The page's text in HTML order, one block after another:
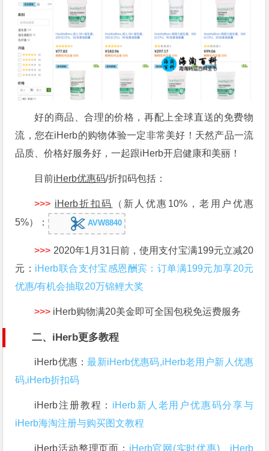
好的商品、合理的价格，再配上全球直送的免费物
流，您在iHerb的购物体验一定非常美好！天然产品一流
品质、价格好服务好，一起跟iHerb开启健康和美丽！
目前iHerb优惠码/折扣码包括：
>>> iHerb折扣码
（新人优惠10%，老用户优惠
5%）：
AVW8840
>>> 2020年1月31日前，使用支付宝满199元立减20
元： iHerb联合支付宝感恩酬宾：订单满199元加享20元
优惠/有机会抽取20万锦鲤大奖
>>> iHerb购物满20美金即可全国包税免运费服务
二、iHerb更多教程
iHerb优惠：最新iHerb优惠码,iHerb老用户新人优惠
码,iHerb折扣码
iHerb注册教程： iHerb新人老用户优惠码分享与
iHerb海淘注册与购买图文教程
iHerb活动整理页面： iHerb官网(实时优惠)、 iHerb